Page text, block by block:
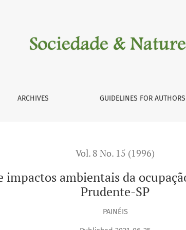
da ocupação dos fundos de vales em
ARCHIVES GUIDELINES FOR AUTHORS
Vol. 8 No. 15 (1996)
ambientais da
Prudente-SP
PAINÉIS